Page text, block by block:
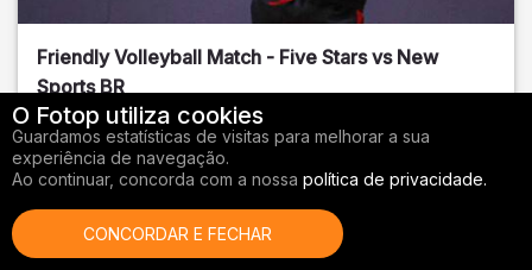
Friendly Volleyball Match - Five Stars vs New
Sports BR
Orange County, FL
01/14/2026
O Fotop utiliza cookies
Guardamos estatísticas de visitas para melhorar a sua
experiência de navegação.
Ao continuar, concorda com a nossa política de privacidade.
CONCORDAR E FECHAR